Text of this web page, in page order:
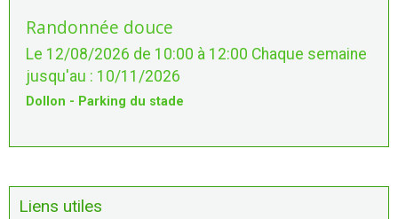
Randonnée douce
Le 12/08/2026 de 10:00 à 12:00 Chaque semaine
jusqu'au : 10/11/2026
Dollon - Parking du stade
Liens utiles